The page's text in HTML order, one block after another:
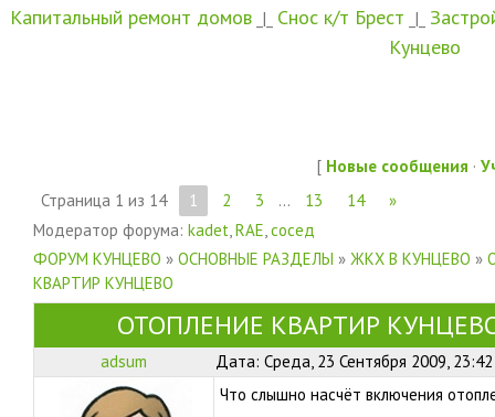
Капитальный ремонт домов _|_ Снос к/т Брест _|_
Кунцево
[ Новые сообщения ·
Страница 1 из 14 1 2 3 … 13 14
»
Модератор форума: kadet,RAE,сосед
ФОРУМ КУНЦЕВО » ОСНОВНЫЕ РАЗДЕЛЫ » ЖКХ В КУНЦЕВО »
КВАРТИР КУНЦЕВО
ОТОПЛЕНИЕ КВАРТИР
adsum Дата: Среда, 23 Сентября 2009,
Что слышно насчёт включения